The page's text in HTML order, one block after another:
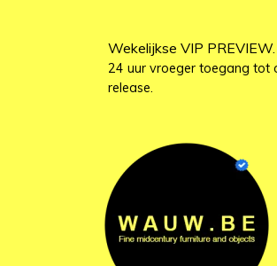
Wekelijkse VIP
24 uur vroeger toegang tot
release.